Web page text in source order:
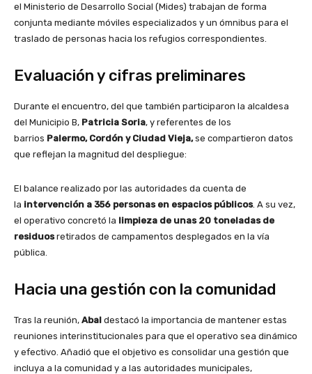
el Ministerio de Desarrollo Social (Mides) trabajan de forma
conjunta mediante móviles especializados y un ómnibus para el
traslado de personas hacia los refugios correspondientes.
Evaluación y cifras preliminares
Durante el encuentro, del que también participaron la alcaldesa
del Municipio B, Patricia Soria, y referentes de los
barrios Palermo, Cordón y Ciudad Vieja,se compartieron datos
que reflejan la magnitud del despliegue:
El balance realizado por las autoridades da cuenta de
la intervención a 356 personas en espacios públicos. A su vez,
el operativo concretó la limpieza de unas 20 toneladas de
residuosretirados de campamentos desplegados en la vía
pública.
Hacia una gestión con la comunidad
Tras la reunión, Abal destacó la importancia de mantener estas
reuniones interinstitucionales para que el operativo sea dinámico
y efectivo. Añadió que el objetivo es consolidar una gestión que
incluya a la comunidad y a las autoridades municipales,